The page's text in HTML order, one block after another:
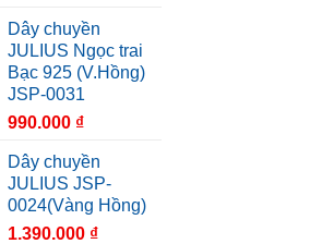
Dây chuyền
JULIUS Ngọc trai
Bạc 925 (V.Hồng)
JSP-0031
990.000 ₫
Dây chuyền
JULIUS JSP-
0024(Vàng Hồng)
1.390.000 ₫